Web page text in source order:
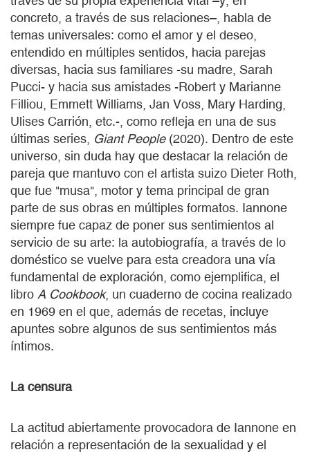
concreto, a través de sus relaciones–, habla de
temas universales: como el amor y el deseo,
entendido en múltiples sentidos, hacia parejas
diversas, hacia sus familiares -su madre, Sarah
Pucci- y hacia sus amistades -Robert y Marianne
Filliou, Emmett Williams, Jan Voss, Mary Harding,
Ulises Carrión, etc.-, como refleja en una de sus
últimas series, Giant People(2020). Dentro de este
universo, sin duda hay que destacar la relación de
pareja que mantuvo con el artista suizo Dieter Roth,
que fue "musa", motor y tema principal de gran
parte de sus obras en múltiples formatos. Iannone
siempre fue capaz de poner sus sentimientos al
servicio de su arte: la autobiografía, a través de lo
doméstico se vuelve para esta creadora una vía
fundamental de exploración, como ejemplifica, el
libro A Cookbook, un cuaderno de cocina realizado
en 1969 en el que, además de recetas, incluye
apuntes sobre algunos de sus sentimientos más
íntimos.
La censura
La actitud abiertamente provocadora de Iannone en
relación a representación de la sexualidad y el